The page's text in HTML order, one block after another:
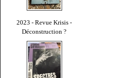
2023 - Revue Krisis -
Déconstruction ?